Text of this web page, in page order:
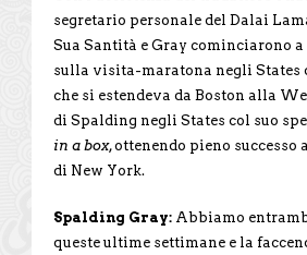
segretario personale del Dalai
Sua Santità e Gray cominciarono
sulla visita-maratona negli States
che si estendeva da Boston alla
di Spalding negli States col suo
in a box, ottenendo pieno
di New York.
Spalding Gray: Abbiamo
queste ultime settimane e la